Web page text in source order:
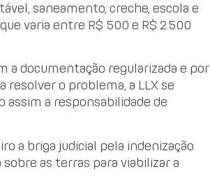
saneamento, creche, escola e
varia entre R$ 500 e R$ 2.500
a documentação regularizada e por
resolver o problema, a LLX se
assim a responsabilidade de
a briga judicial pela indenização
as terras para viabilizar a